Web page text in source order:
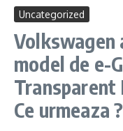
Uncategorized
model de e-
Transparent
Ce urmeaza